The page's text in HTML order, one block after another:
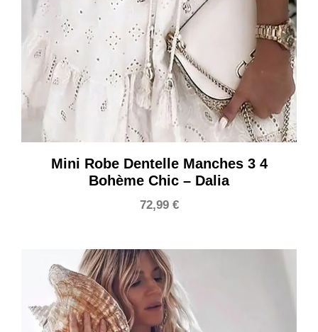
Mini Robe Dentelle Manches 3 4
Bohème Chic – Dalia
72,99 €